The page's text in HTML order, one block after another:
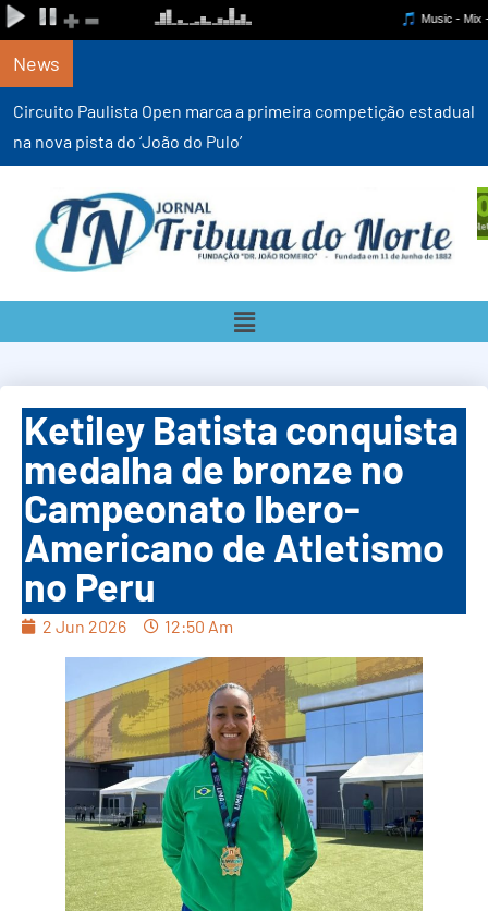
News
Circuito Paulista Open marca a primeira competição estadual
na nova pista do ‘João do Pulo’
Ketiley Batista conquista
medalha de bronze no
Campeonato Ibero-
Americano de Atletismo
no Peru
2 Jun 2026 12:50 Am